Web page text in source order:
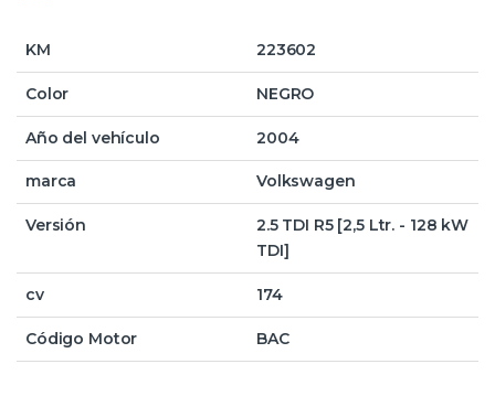
KM 223602
Color NEGRO
Año del vehículo 2004
marca Volkswagen
Versión
2.5 TDI R5 [2,5 Ltr. - 128 kW
TDI]
cv 174
Código Motor BAC